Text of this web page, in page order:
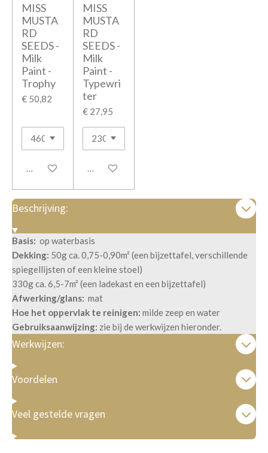
MISS
MUSTA
RD
SEEDS -
Milk
Paint -
Trophy
€ 50,82
In winkelwagen
MISS
MUSTA
RD
SEEDS -
Milk
Paint -
Typewri
ter
€ 27,95
In winkelwagen
Beschrijving:
Basis: op waterbasis
Dekking: 50g ca. 0,75-0,90m² (een bijzettafel, verschillende
spiegellijsten of een kleine stoel)
330g ca. 6,5-7m² (een ladekast en een bijzettafel)
Afwerking/glans: mat
Hoe het oppervlak te reinigen: milde zeep en water
Gebruiksaanwijzing: zie bij de werkwijzen hieronder.
Werkwijzen:
Voordelen
Veel gestelde vragen